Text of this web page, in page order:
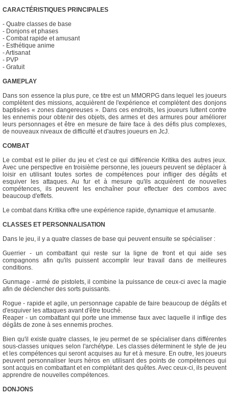
CARACTÉRISTIQUES PRINCIPALES
- Quatre classes de base
- Donjons et phases
- Combat rapide et amusant
- Esthétique anime
- Artisanat
- PVP
- Gratuit
GAMEPLAY
Dans son essence la plus pure, ce titre est un MMORPG dans lequel les joueurs
complètent des missions, acquièrent de l'expérience et complètent des donjons
baptisées « zones dangereuses ». Dans ces endroits, les joueurs luttent contre
les ennemis pour obtenir des objets, des armes et des armures pour améliorer
leurs personnages et être en mesure de faire face à des défis plus complexes,
de nouveaux niveaux de difficulté et d'autres joueurs en JcJ.
COMBAT
Le combat est le pilier du jeu et c'est ce qui différencie Kritika des autres jeux.
Avec une perspective en troisième personne, les joueurs peuvent se déplacer à
loisir en utilisant toutes sortes de compétences pour infliger des dégâts et
esquiver les attaques. Au fur et à mesure qu'ils acquièrent de nouvelles
compétences, ils peuvent les enchaîner pour effectuer des combos avec
beaucoup d'effets.
Le combat dans Kritika offre une expérience rapide, dynamique et amusante.
CLASSES ET PERSONNALISATION
Dans le jeu, il y a quatre classes de base qui peuvent ensuite se spécialiser :
Guerrier - un combattant qui reste sur la ligne de front et qui aide ses
compagnons afin qu'ils puissent accomplir leur travail dans de meilleures
conditions.
Gunmage - armé de pistolets, il combine la puissance de ceux-ci avec la magie
afin de déclencher des sorts puissants.
Rogue - rapide et agile, un personnage capable de faire beaucoup de dégâts et
d'esquiver les attaques avant d'être touché.
Reaper - un combattant qui porte une immense faux avec laquelle il inflige des
dégâts de zone à ses ennemis proches.
Bien qu'il existe quatre classes, le jeu permet de se spécialiser dans différentes
sous-classes uniques selon l'archétype. Les classes déterminent le style de jeu
et les compétences qui seront acquises au fur et à mesure. En outre, les joueurs
peuvent personnaliser leurs héros en utilisant des points de compétences qui
sont acquis en combattant et en complétant des quêtes. Avec ceux-ci, ils peuvent
apprendre de nouvelles compétences.
DONJONS